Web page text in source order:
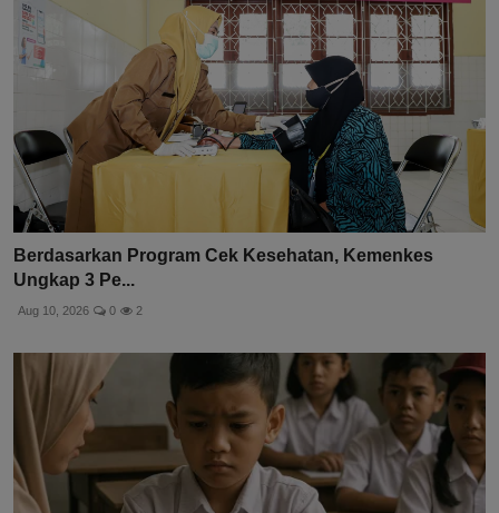
Berdasarkan Program Cek Kesehatan, Kemenkes
Ungkap 3 Pe...
Aug 10, 2026 0 2